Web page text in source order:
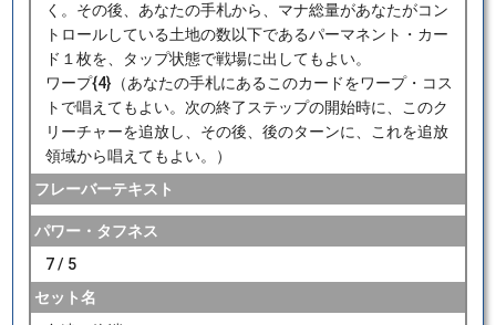
く。その後、あなたの手札から、マナ総量があなたがコン
トロールしている土地の数以下であるパーマネント・カー
ド１枚を、タップ状態で戦場に出してもよい。
ワープ{4}（あなたの手札にあるこのカードをワープ・コス
トで唱えてもよい。次の終了ステップの開始時に、このク
リーチャーを追放し、その後、後のターンに、これを追放
領域から唱えてもよい。）
フレーバーテキスト
パワー・タフネス
7 / 5
セット名